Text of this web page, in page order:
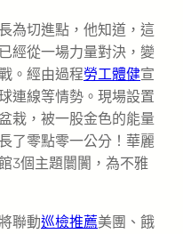
為切進點，他知道，這
經從一場力量對決，變
。經由過程勞工體健宣
連線等情勢。現場設置
栽，被一股金色的能量
了零點零一公分！華麗
3個主題闤闠，為不雅
聯動巡檢推薦美團、餓